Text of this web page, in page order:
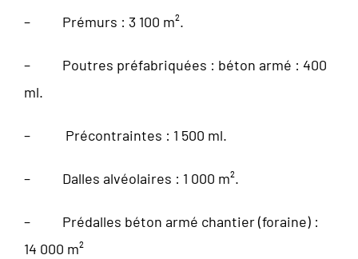
– Prémurs : 3 100 m².
– Poutres préfabriquées : béton armé : 400
ml.
– Précontraintes : 1 500 ml.
– Dalles alvéolaires : 1 000 m².
– Prédalles béton armé chantier (foraine) :
14 000 m²